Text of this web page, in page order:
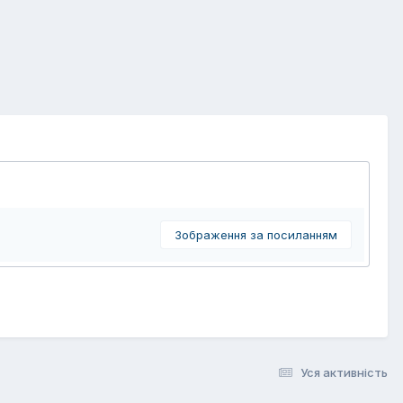
Зображення за посиланням
Уся активність